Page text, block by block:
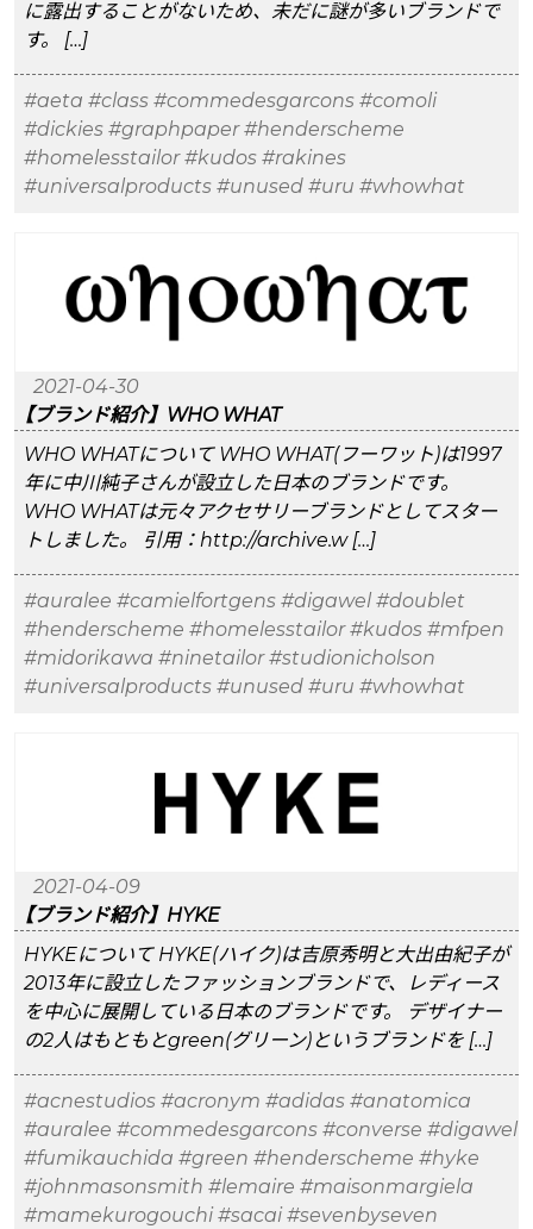
に露出することがないため、未だに謎が多いブランドで
す。 […]
#aeta #class #commedesgarcons #comoli
#dickies #graphpaper #henderscheme
#homelesstailor #kudos #rakines
#universalproducts #unused #uru #whowhat
2021-04-30
【ブランド紹介】WHO WHAT
WHO WHATについて WHO WHAT(フーワット)は1997
年に中川純子さんが設立した日本のブランドです。
WHO WHATは元々アクセサリーブランドとしてスター
トしました。 引用：http://archive.w […]
#auralee #camielfortgens #digawel #doublet
#henderscheme #homelesstailor #kudos #mfpen
#midorikawa #ninetailor #studionicholson
#universalproducts #unused #uru #whowhat
2021-04-09
【ブランド紹介】HYKE
HYKEについて HYKE(ハイク)は吉原秀明と大出由紀子が
2013年に設立したファッションブランドで、レディース
を中心に展開している日本のブランドです。 デザイナー
の2人はもともとgreen(グリーン)というブランドを […]
#acnestudios #acronym #adidas #anatomica
#auralee #commedesgarcons #converse #digawel
#fumikauchida #green #henderscheme #hyke
#johnmasonsmith #lemaire #maisonmargiela
#mamekurogouchi #sacai #sevenbyseven